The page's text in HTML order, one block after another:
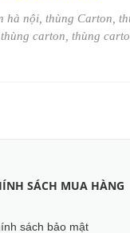
nội, thùng Carton,
carton, thùng
SÁCH MUA HÀNG
sách bảo mật